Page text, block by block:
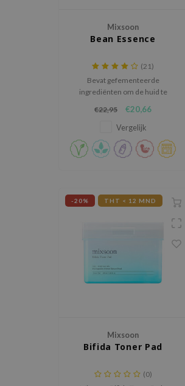
Mixsoon
Bean Essence
(21)
Bevat gefementeerde
ingrediënten om de huid te
€22,95 €20,66
Vergelijk
-20% THT < 12 MND
Mixsoon
Bifida Toner Pad
(0)